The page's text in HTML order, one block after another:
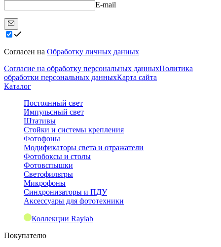
E-mail
Согласен на Обработку личных данных
Согласие на обработку персональных данныхПолитика
обработки персональных данныхКарта сайта
Каталог
Постоянный свет
Импульсный свет
Штативы
Стойки и системы крепления
Фотофоны
Модификаторы света и отражатели
Фотобоксы и столы
Фотовспышки
Светофильтры
Микрофоны
Синхронизаторы и ПДУ
Аксессуары для фототехники
Коллекции Raylab
Покупателю